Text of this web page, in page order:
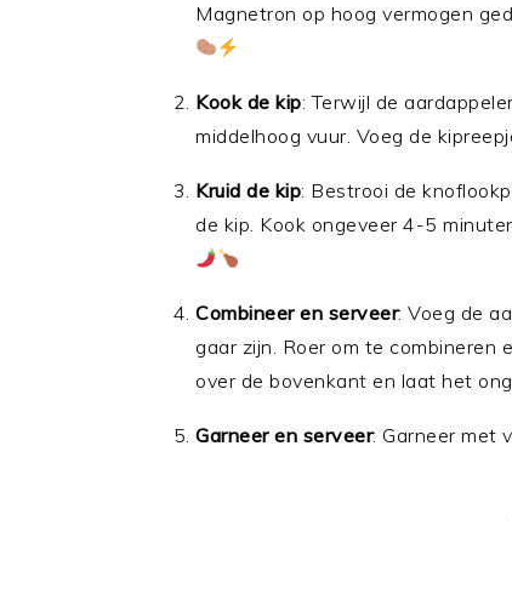
Magnetron op hoog vermogen
Kook de kip: Terwijl de
middelhoog vuur. Voeg de
Kruid de kip: Bestrooi de
de kip. Kook ongeveer 4-5
Combineer en serveer: Voeg de
gaar zijn. Roer om te combineren
over de bovenkant en laat het
Garneer en serveer: Garneer met